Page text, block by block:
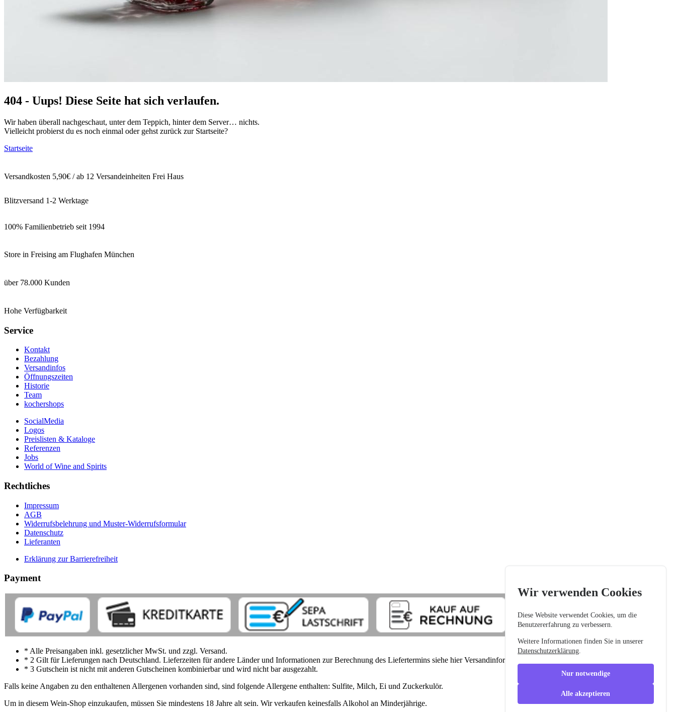
404 - Uups! Diese Seite hat sich verlaufen.
Wir haben überall nachgeschaut, unter dem Teppich, hinter dem Server… nichts.
Vielleicht probierst du es noch einmal oder gehst zurück zur Startseite?
Startseite
Versandkosten 5,90€ / ab 12 Versandeinheiten Frei Haus
Blitzversand 1-2 Werktage
100% Familienbetrieb seit 1994
Store in Freising am Flughafen München
über 78.000 Kunden
Hohe Verfügbarkeit
Service
Kontakt
Bezahlung
Versandinfos
Öffnungszeiten
Historie
Team
kochershops
SocialMedia
Logos
Preislisten & Kataloge
Referenzen
Jobs
World of Wine and Spirits
Rechtliches
Impressum
AGB
Widerrufsbelehrung und Muster-Widerrufsformular
Datenschutz
Lieferanten
Erklärung zur Barrierefreiheit
Payment
* Alle Preisangaben inkl. gesetzlicher MwSt. und zzgl. Versand.
* 2 Gilt für Lieferungen nach Deutschland. Lieferzeiten für andere Länder und Informationen zur Berechnung des Liefertermins siehe hier Versandinformationen
* 3 Gutschein ist nicht mit anderen Gutscheinen kombinierbar und wird nicht bar ausgezahlt.
Falls keine Angaben zu den enthaltenen Allergenen vorhanden sind, sind folgende Allergene enthalten: Sulfite, Milch, Ei und Zuckerkulör.
Um in diesem Wein-Shop einzukaufen, müssen Sie mindestens 18 Jahre alt sein. Wir verkaufen keinesfalls Alkohol an Minderjährige.
Wir verwenden Cookies
Diese Website verwendet Cookies, um die
Benutzererfahrung zu verbessern.
Weitere Informationen finden Sie in unserer
Datenschutzerklärung.
Nur notwendige
Alle akzeptieren